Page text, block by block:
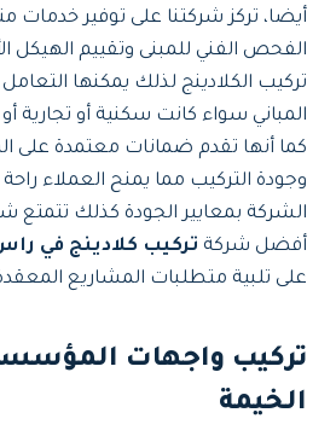
أيضا، تركز شركتنا على توفير خدمات
الفحص الفني للمبنى وتقييم الهيكل
تركيب الكلادينج لذلك يمكنها
المباني سواء كانت سكنية أو
كما أنها تقدم ضمانات معتمدة على
وجودة التركيب مما يمنح العملاء راحة
الشركة بمعايير الجودة كذلك تتمتع
أفضل شركة تركيب كلادينج في
على تلبية متطلبات المشاريع
تركيب واجهات
الخيمة